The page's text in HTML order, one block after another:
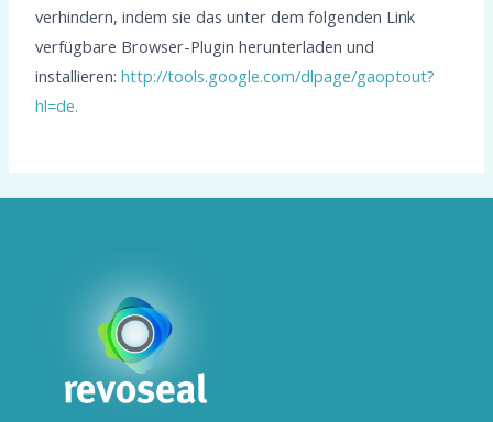
verhindern, indem sie das unter dem folgenden Link
verfügbare Browser-Plugin herunterladen und
installieren:http://tools.google.com/dlpage/gaoptout?
hl=de.